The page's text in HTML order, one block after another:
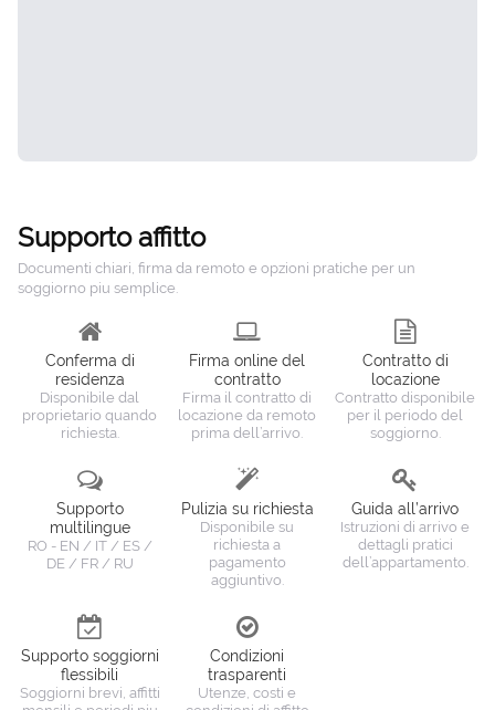
Supporto affitto
Documenti chiari, firma da remoto e opzioni pratiche per un
soggiorno piu semplice.
Conferma di
residenza
Disponibile dal
proprietario quando
richiesta.
Firma online del
contratto
Firma il contratto di
locazione da remoto
prima dell’arrivo.
Contratto di
locazione
Contratto disponibile
per il periodo del
soggiorno.
Supporto
multilingue
RO - EN / IT / ES /
DE / FR / RU
Pulizia su richiesta
Disponibile su
richiesta a
pagamento
aggiuntivo.
Guida all’arrivo
Istruzioni di arrivo e
dettagli pratici
dell’appartamento.
Supporto soggiorni
flessibili
Soggiorni brevi, affitti
Condizioni
trasparenti
Utenze, costi e